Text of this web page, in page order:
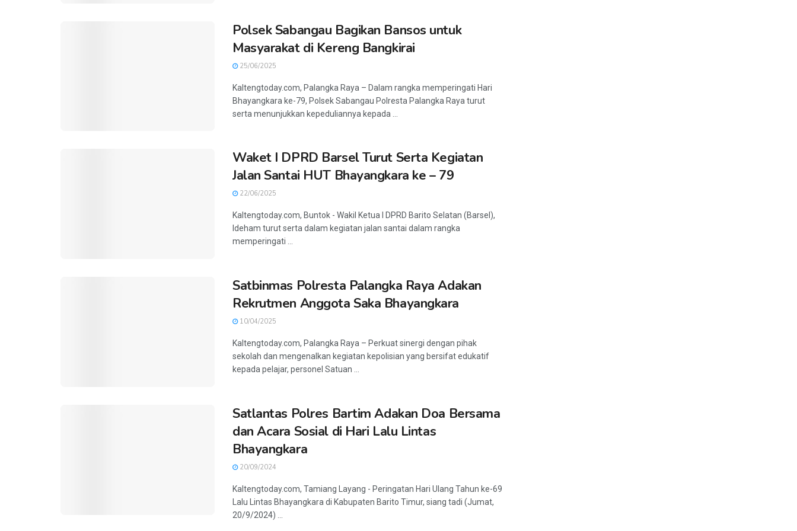
Polsek Sabangau Bagikan Bansos untuk
Masyarakat di Kereng Bangkirai
25/06/2025
Kaltengtoday.com, Palangka Raya – Dalam rangka memperingati Hari
Bhayangkara ke-79, Polsek Sabangau Polresta Palangka Raya turut
serta menunjukkan kepeduliannya kepada ...
Waket I DPRD Barsel Turut Serta Kegiatan
Jalan Santai HUT Bhayangkara ke – 79
22/06/2025
Kaltengtoday.com, Buntok - Wakil Ketua I DPRD Barito Selatan (Barsel),
Ideham turut serta dalam kegiatan jalan santai dalam rangka
memperingati ...
Satbinmas Polresta Palangka Raya Adakan
Rekrutmen Anggota Saka Bhayangkara
10/04/2025
Kaltengtoday.com, Palangka Raya – Perkuat sinergi dengan pihak
sekolah dan mengenalkan kegiatan kepolisian yang bersifat edukatif
kepada pelajar, personel Satuan ...
Satlantas Polres Bartim Adakan Doa Bersama
dan Acara Sosial di Hari Lalu Lintas
Bhayangkara
20/09/2024
Kaltengtoday.com, Tamiang Layang - Peringatan Hari Ulang Tahun ke-69
Lalu Lintas Bhayangkara di Kabupaten Barito Timur, siang tadi (Jumat,
20/9/2024) ...